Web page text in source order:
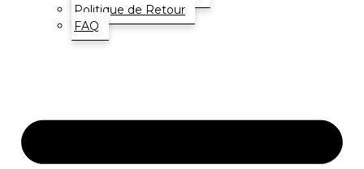
Politique de Retour
FAQ